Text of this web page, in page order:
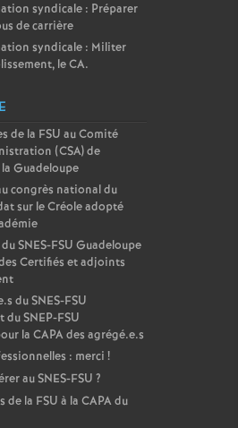
syndicale : Préparer
de carrière
syndicale : Militer
le CA.
de la FSU au Comité
(CSA) de
Guadeloupe
congrès national du
sur le Créole adopté
SNES-FSU Guadeloupe
Certifiés et adjoints
du SNES-FSU
du SNEP-FSU
la CAPA des agrégé.e.s
: merci !
au SNES-FSU ?
de la FSU à la CAPA du